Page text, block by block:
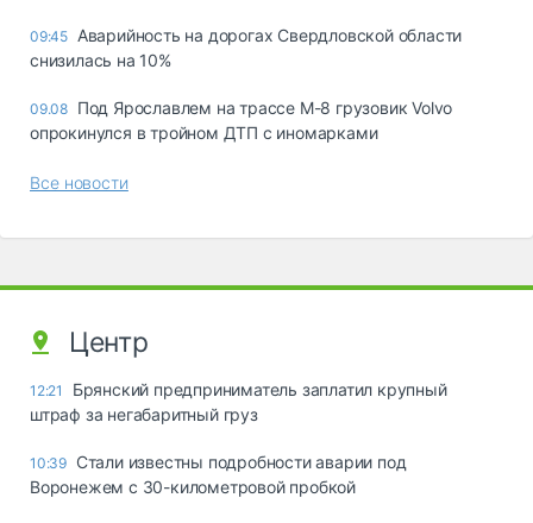
09:45 Аварийность на дорогах Свердловской области
снизилась на 10%
09.08 Под Ярославлем на трассе М-8 грузовик Volvo
опрокинулся в тройном ДТП с иномарками
Все новости
Центр
12:21
Брянский предприниматель заплатил крупный
штраф за негабаритный груз
10:39 Стали известны подробности аварии под
Воронежем с 30-километровой пробкой